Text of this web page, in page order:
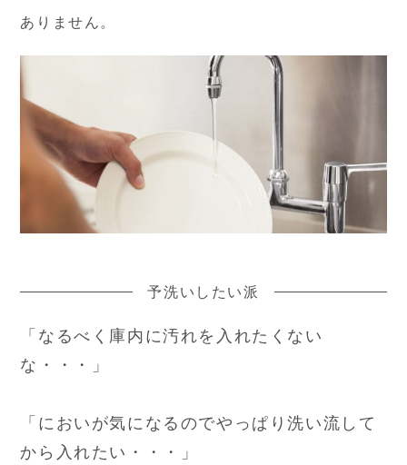
ありません。
予洗いしたい派
「なるべく庫内に汚れを入れたくない
な・・・」
「においが気になるのでやっぱり洗い流して
から入れたい・・・」